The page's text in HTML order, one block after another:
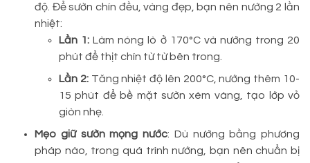
độ. Để sườn chín đều, vàng đẹp, bạn nên nướng 2 lần
nhiệt:
Lần 1:Làm nóng lò ở 170°C và nướng trong 20
phút để thịt chín từ từ bên trong.
Lần 2:Tăng nhiệt độ lên 200°C, nướng thêm 10-
15 phút để bề mặt sườn xém vàng, tạo lớp vỏ
giòn nhẹ.
Mẹo giữ sườn mọng nước: Dù nướng bằng phương
pháp nào, trong quá trình nướng, bạn nên chuẩn bị